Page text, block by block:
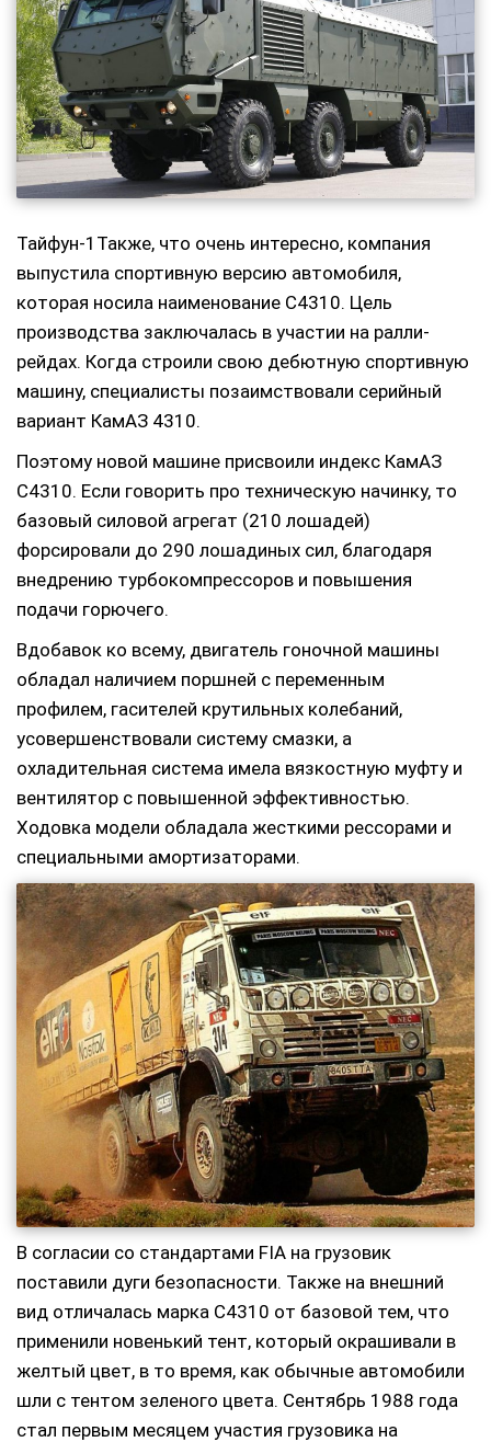
Тайфун-1Также, что очень интересно, компания
выпустила спортивную версию автомобиля,
которая носила наименование С4310. Цель
производства заключалась в участии на ралли-
рейдах. Когда строили свою дебютную спортивную
машину, специалисты позаимствовали серийный
вариант КамАЗ 4310.
Поэтому новой машине присвоили индекс КамАЗ
С4310. Если говорить про техническую начинку, то
базовый силовой агрегат (210 лошадей)
форсировали до 290 лошадиных сил, благодаря
внедрению турбокомпрессоров и повышения
подачи горючего.
Вдобавок ко всему, двигатель гоночной машины
обладал наличием поршней с переменным
профилем, гасителей крутильных колебаний,
усовершенствовали систему смазки, а
охладительная система имела вязкостную муфту и
вентилятор с повышенной эффективностью.
Ходовка модели обладала жесткими рессорами и
специальными амортизаторами.
В согласии со стандартами FIA на грузовик
поставили дуги безопасности. Также на внешний
вид отличалась марка С4310 от базовой тем, что
применили новенький тент, который окрашивали в
желтый цвет, в то время, как обычные автомобили
шли с тентом зеленого цвета. Сентябрь 1988 года
стал первым месяцем участия грузовика на